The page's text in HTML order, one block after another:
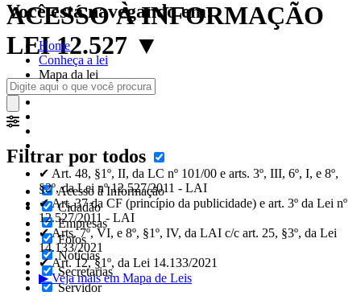
ACESSO À INFORMAÇÃO
LEI 12.527 ▼
Filtrar por todos
Acesso à Informação
Cidadão
Empresas
Fotos
Notícias
Secretarias
Servidor
Você está navegando em:
Home
Conheça a lei
Mapa da lei
✔ Art. 48, §1º, II, da LC nº 101/00 e arts. 3º, III, 6º, I, e 8º,
§2º, da Lei nº 12.527/2011 - LAI
✔ Art. 37 da CF (princípio da publicidade) e art. 3º da Lei nº
12.527/2011 - LAI
✔ Arts. 7º, VI, e 8º, §1º, IV, da LAI c/c art. 25, §3º, da Lei
14.133/2021
✔ Art. 12, §1º, da Lei 14.133/2021
▶ Veja mais em Mapa de Leis